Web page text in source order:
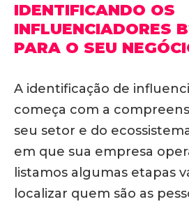
IDENTIFICANDO OS
INFLUENCIADORES
PARA O SEU
A identificação de
começa com a
seu setor e do
em que sua empresa
listamos algumas etapas
localizar quem são as